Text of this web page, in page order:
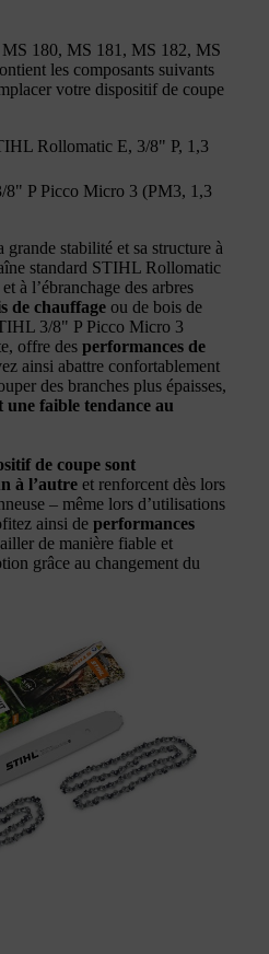
180, MS 181, MS 182, MS
les composants suivants
votre dispositif de coupe
Rollomatic E, 3/8" P, 1,3
8" P Picco Micro 3 (PM3, 1,3
stabilité et sa structure à
standard STIHL Rollomatic
à l’ébranchage des arbres
de chauffage ou de bois de
3/8" P Picco Micro 3
offre des performances de
ainsi abattre confortablement
des branches plus épaisses,
une faible tendance au
de coupe sont
à l’autre et renforcent dès lors
– même lors d’utilisations
ainsi de performances
de manière fiable et
grâce au changement du